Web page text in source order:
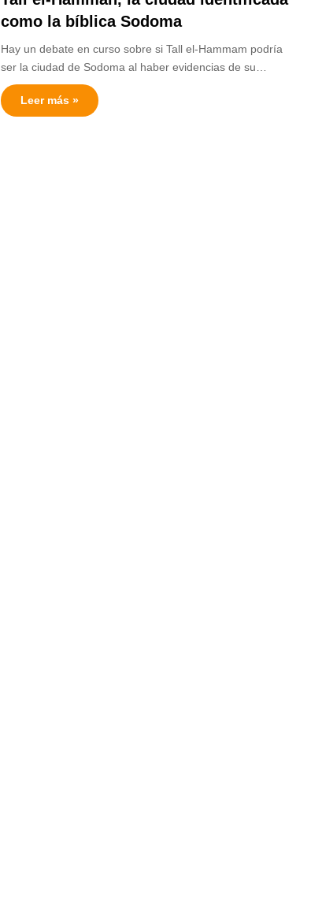
como la bíblica Sodoma
Hay un debate en curso sobre si Tall el-Hammam podría
ser la ciudad de Sodoma al haber evidencias de su…
Leer más »